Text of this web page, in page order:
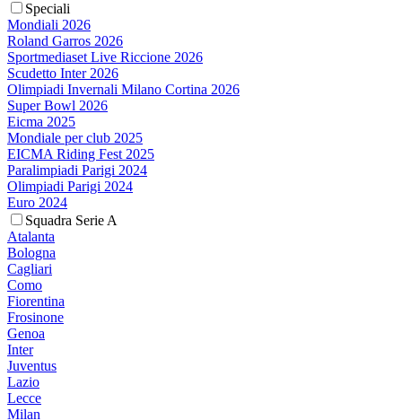
Speciali
Mondiali 2026
Roland Garros 2026
Sportmediaset Live Riccione 2026
Scudetto Inter 2026
Olimpiadi Invernali Milano Cortina 2026
Super Bowl 2026
Eicma 2025
Mondiale per club 2025
EICMA Riding Fest 2025
Paralimpiadi Parigi 2024
Olimpiadi Parigi 2024
Euro 2024
Squadra Serie A
Atalanta
Bologna
Cagliari
Como
Fiorentina
Frosinone
Genoa
Inter
Juventus
Lazio
Lecce
Milan